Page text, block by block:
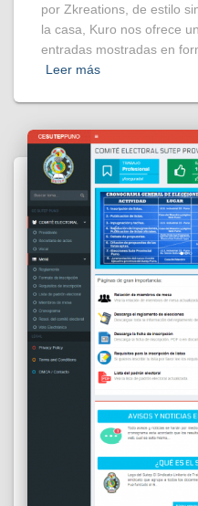
por Zkreations, de estilo
la casa, Kuro nos ofrece
entradas mostradas en
Leer más